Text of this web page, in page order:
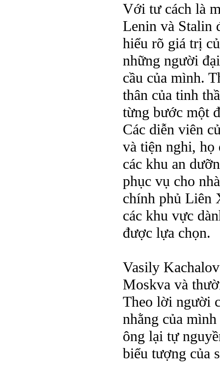
Với tư cách là
Lenin và Stalin
hiểu rõ giá trị
những người
cầu của mình.
thân của tinh
từng bước một
Các diễn viên
và tiện nghi,
các khu an
phục vụ cho
chính phủ Liên
các khu vực
được lựa chọn.
Vasily
Moskva và
Theo lời người
nhằng của
ông lại tự
biểu tượng của